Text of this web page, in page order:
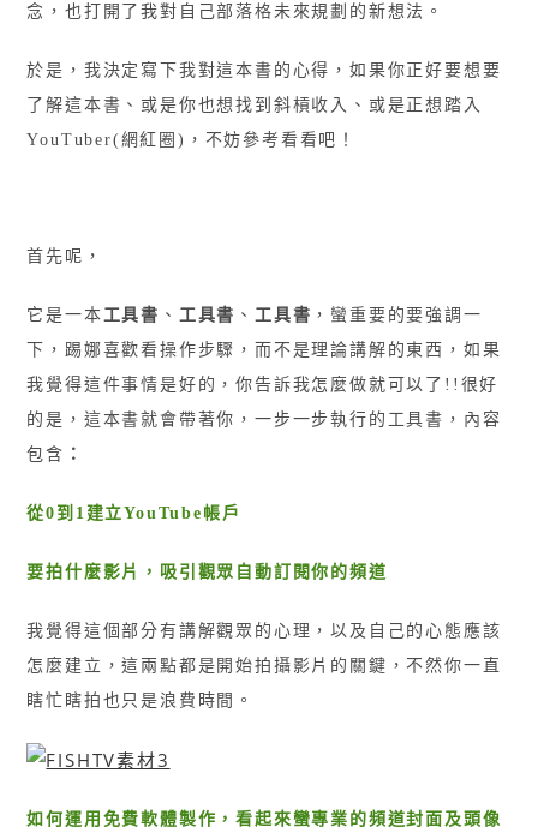
念，也打開了我對自己部落格未來規劃的新想法。
於是，我決定寫下我對這本書的心得，如果你正好要想要
了解這本書 、 或是你也想找到斜槓收入 、 或是正想踏入
YouTuber(網紅圈)，不妨參考看看吧！
首先呢，
它是一本 工具書 、 工具書 、 工具書 ，蠻重要的要強調一
下，踢娜喜歡看操作步驟，而不是理論講解的東西，如果
我覺得這件事情是好的，你告訴我怎麼做就可以了!!很好
的是，這本書就會帶著你，一步一步執行的工具書，內容
包含 ：
從0到1建立YouTube帳戶
要拍什麼影片，吸引觀眾自動訂閱你的頻道
我覺得這個部分有講解觀眾的心理，以及自己的心態應該
怎麼建立，這兩點都是開始拍攝影片的關鍵，不然你一直
瞎忙瞎拍也只是浪費時間。
如何運用免費軟體製作，看起來蠻專業的頻道封面及頭像